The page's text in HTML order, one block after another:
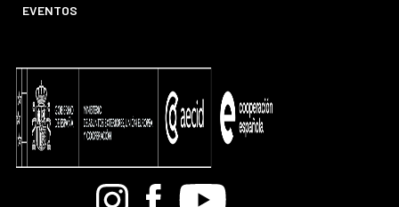
EVENTOS
BandcampInstagramFacebook
Youtube